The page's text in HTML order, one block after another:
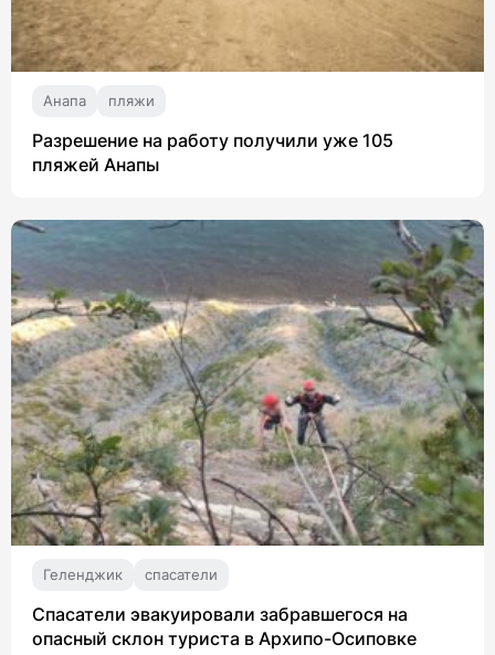
Анапа пляжи
Разрешение на работу получили уже 105
пляжей Анапы
Геленджик спасатели
Спасатели эвакуировали забравшегося на
опасный склон туриста в Архипо-Осиповке